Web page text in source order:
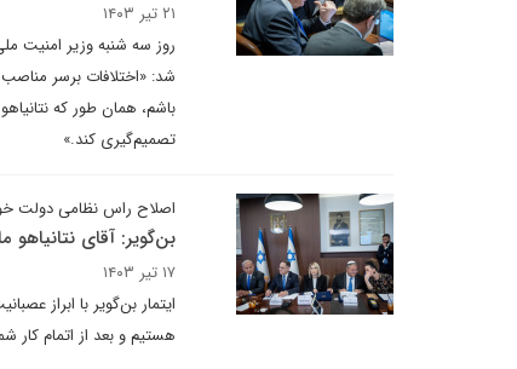
۲۱ تیر ۱۴۰۳
روز سه شنبه وزیر امنیت
شد: «اختلافات برسر
باشم، همان طور که
تصمیم‌گیری کند.»
اصلاح راس نظامی دولت
بن‌گویر: آقای نتانیاهو
۱۷ تیر ۱۴۰۳
ایتمار بن‌گویر با ابراز
هستیم و بعد از اتمام کار